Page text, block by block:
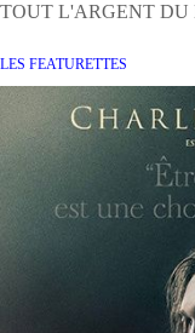
TOUT L'ARGENT DU
LES FEATURETTES